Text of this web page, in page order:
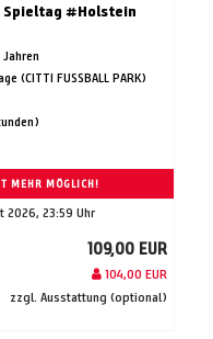
Spieltag #Holstein
(CITTI FUSSBALL PARK)
MEHR MÖGLICH!
2026, 23:59 Uhr
109,00 EUR
104,00 EUR
zzgl. Ausstattung (optional)